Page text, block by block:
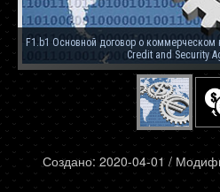
F1.b1 Основной договор о коммерческом
Credit and Security
Создано: 2020-04-01 /